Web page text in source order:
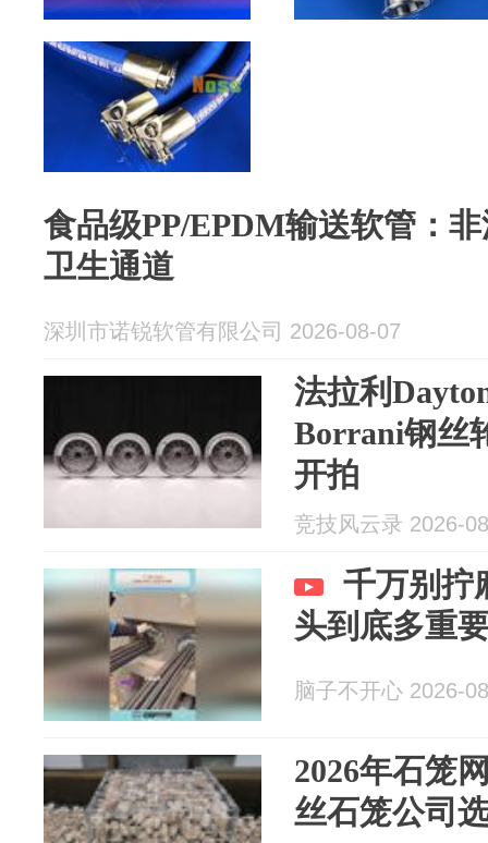
食品级PP/EPDM输送软管：
卫生通道
深圳市诺锐软管有限公司 2026-08-07
法拉利
Borrani钢丝
开拍
竞技风云录 2026-
千万别拧
头到底多重
脑子不开心 2026-
2026年石笼
丝石笼公司